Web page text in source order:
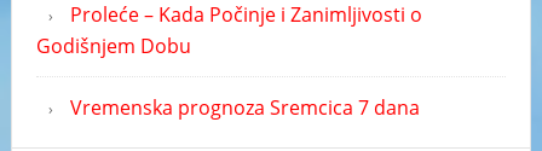
Proleće – Kada Počinje i Zanimljivosti o
Godišnjem Dobu
Vremenska prognoza Sremcica 7 dana